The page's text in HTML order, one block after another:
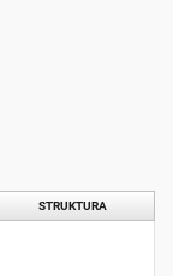
STRUKTURA